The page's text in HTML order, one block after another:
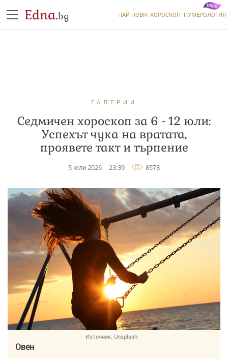
Edna.bg НАЙ-НОВИ ХОРОСКОП НУМЕРОЛОГИЯ
ГАЛЕРИИ
Седмичен хороскоп за 6 - 12 юли:
Успехът чука на вратата,
проявете такт и търпение
5 юли 2026 23:39 8578
Източник: Unsplash
Овен